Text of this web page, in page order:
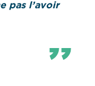
pas l’avoir